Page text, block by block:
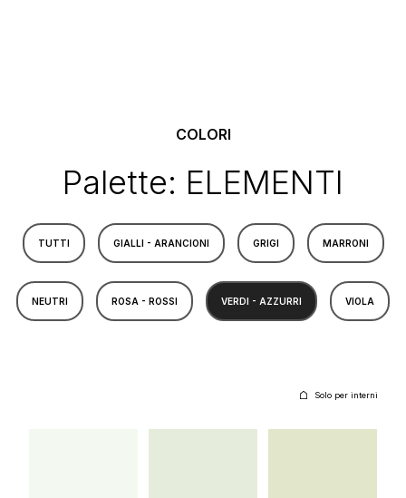
COLORI
Palette: ELEMENTI
TUTTI GIALLI - ARANCIONI GRIGI MARRONI
NEUTRI ROSA - ROSSI VERDI - AZZURRI VIOLA
Solo per interni